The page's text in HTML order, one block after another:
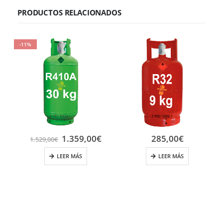
PRODUCTOS RELACIONADOS
-11%
1.529,00€ 1.359,00€
LEER MÁS
285,00€
LEER MÁS